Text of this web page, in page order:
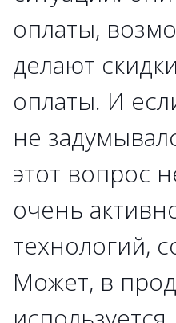
оплаты,
делают
оплаты. И
не
этот вопрос
очень
технологий,
Может, в